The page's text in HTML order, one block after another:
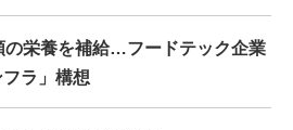
の栄養を補給…フードテック企業
ラ」構想